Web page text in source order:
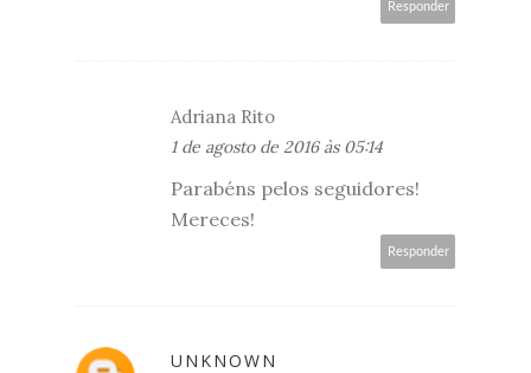
Responder
Adriana Rito
1 de agosto de 2016 às 05:14
Parabéns pelos seguidores!
Mereces!
Responder
UNKNOWN